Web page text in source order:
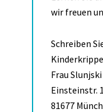
wir freuen
Schreiben
Frau
Einsteinstr.
81677